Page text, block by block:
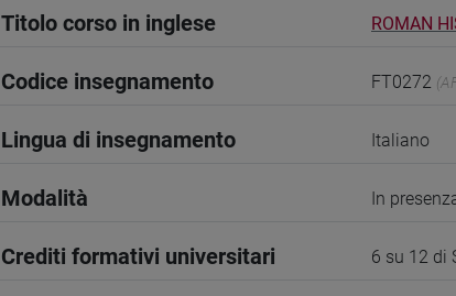
Titolo corso in inglese ROMAN
Codice insegnamento FT0272
Lingua di insegnamento Italiano
Modalità In
Crediti formativi universitari 6 su 12 di